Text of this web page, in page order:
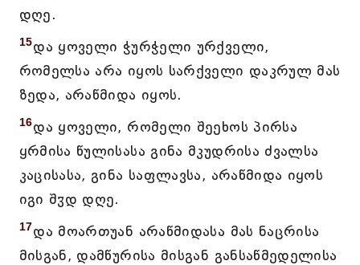
დღე.
15და ყოველი ჭურჭელი ურქველი,
რომელსა არა იყოს სარქველი დაკრულ მას
ზედა, არაწმიდა იყოს.
16და ყოველი, რომელი შეეხოს პირსა
ყრმისა წულისასა გინა მკუდრისა ძვალსა
კაცისასა, გინა საფლავსა, არაწმიდა იყოს
იგი შჳდ დღე.
17და მოართუან არაწმიდასა მას ნაცრისა
მისგან, დამწურისა მისგან განსაწმედელისა